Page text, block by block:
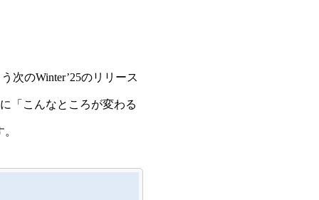
次のWinter’25のリリース
「こんなところが変わる